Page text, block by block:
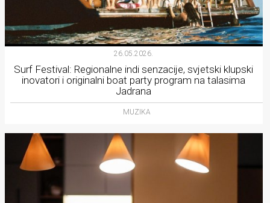
26.05.2026.
Surf Festival: Regionalne indi senzacije, svjetski klupski
inovatori i originalni boat party program na talasima
Jadrana
MUZIKA